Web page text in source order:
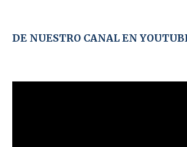
DE NUESTRO CANAL EN